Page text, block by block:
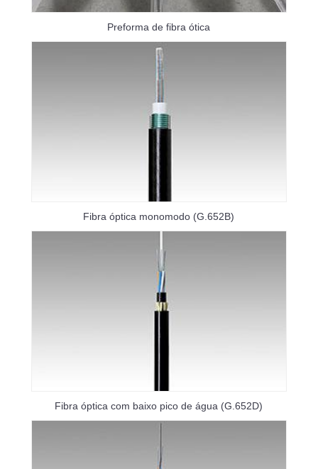
Preforma de fibra ótica
Fibra óptica monomodo (G.652B)
Fibra óptica com baixo pico de água (G.652D)